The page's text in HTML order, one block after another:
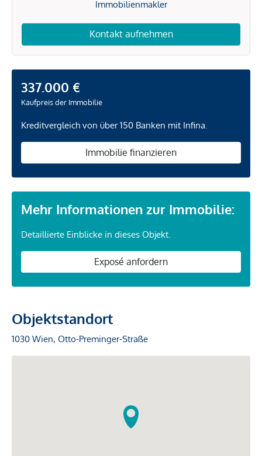
Immobilienmakler
Kontakt aufnehmen
337.000 €
Kaufpreis der Immobilie
Kreditvergleich von über 150 Banken mit Infina.
Immobilie finanzieren
Mehr Informationen zur Immobilie:
Detaillierte Einblicke in dieses Objekt.
Exposé anfordern
Objektstandort
1030 Wien, Otto-Preminger-Straße